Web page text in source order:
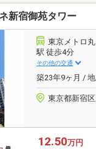
新宿御苑タワー
東京メトロ
駅 徒歩4分
その他の交通
築23年9ヶ月 /
東京都新宿区
12.50万円